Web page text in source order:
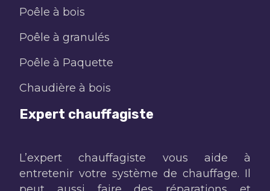
Poêle à bois
Poêle à granulés
Poêle à Paquette
Chaudière à bois
Expert chauffagiste
L’expert chauffagiste vous aide à
entretenir votre système de chauffage. Il